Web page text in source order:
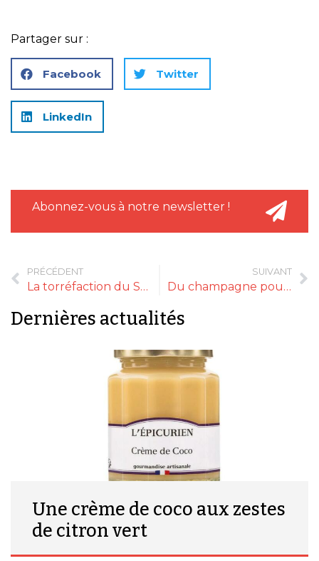
Partager sur :
Facebook Twitter
LinkedIn
Abonnez-vous à notre newsletter !
PRÉCÉDENT
La torréfaction du Steir, un précurseur
SUIVANT
Du champagne pour les fêtes ! Champagne Anthony BETOUZET
Dernières actualités
Une crème de coco aux zestes
de citron vert